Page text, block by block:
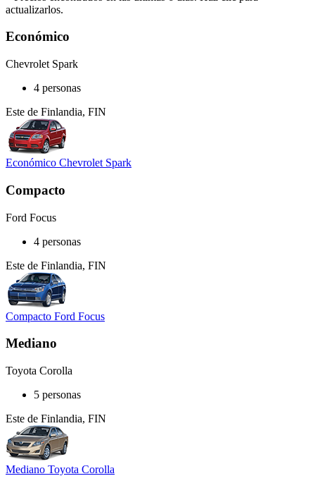
actualizarlos.
Económico
Chevrolet Spark
4 personas
Este de Finlandia, FIN
Económico Chevrolet Spark
Compacto
Ford Focus
4 personas
Este de Finlandia, FIN
Compacto Ford Focus
Mediano
Toyota Corolla
5 personas
Este de Finlandia, FIN
Mediano Toyota Corolla